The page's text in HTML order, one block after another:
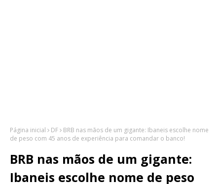
Página inicial DF
BRB nas mãos de um gigante: Ibaneis escolhe nome
de peso com 45 anos de experiência para comandar o banco!
BRB nas mãos de um gigante:
Ibaneis escolhe nome de peso